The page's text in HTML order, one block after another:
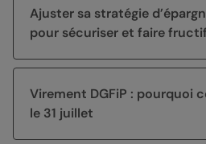
Ajuster sa stratégie
pour sécuriser et faire
Virement DGFiP : pourquoi
le 31 juillet